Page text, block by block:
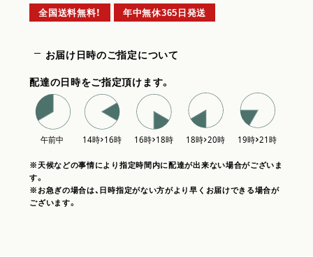
全国送料無料！ 年中無休365日発送
お届け日時のご指定について
配達の日時をご指定頂けます。
※天候などの事情により指定時間内に配達が出来ない場合がございま
す。
※お急ぎの場合は、日時指定がない方がより早くお届けできる場合が
ございます。